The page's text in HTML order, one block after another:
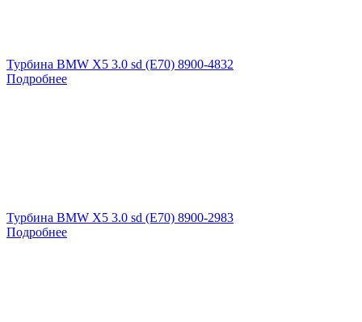
Турбина BMW X5 3.0 sd (E70) 8900-4832
Подробнее
Турбина BMW X5 3.0 sd (E70) 8900-2983
Подробнее